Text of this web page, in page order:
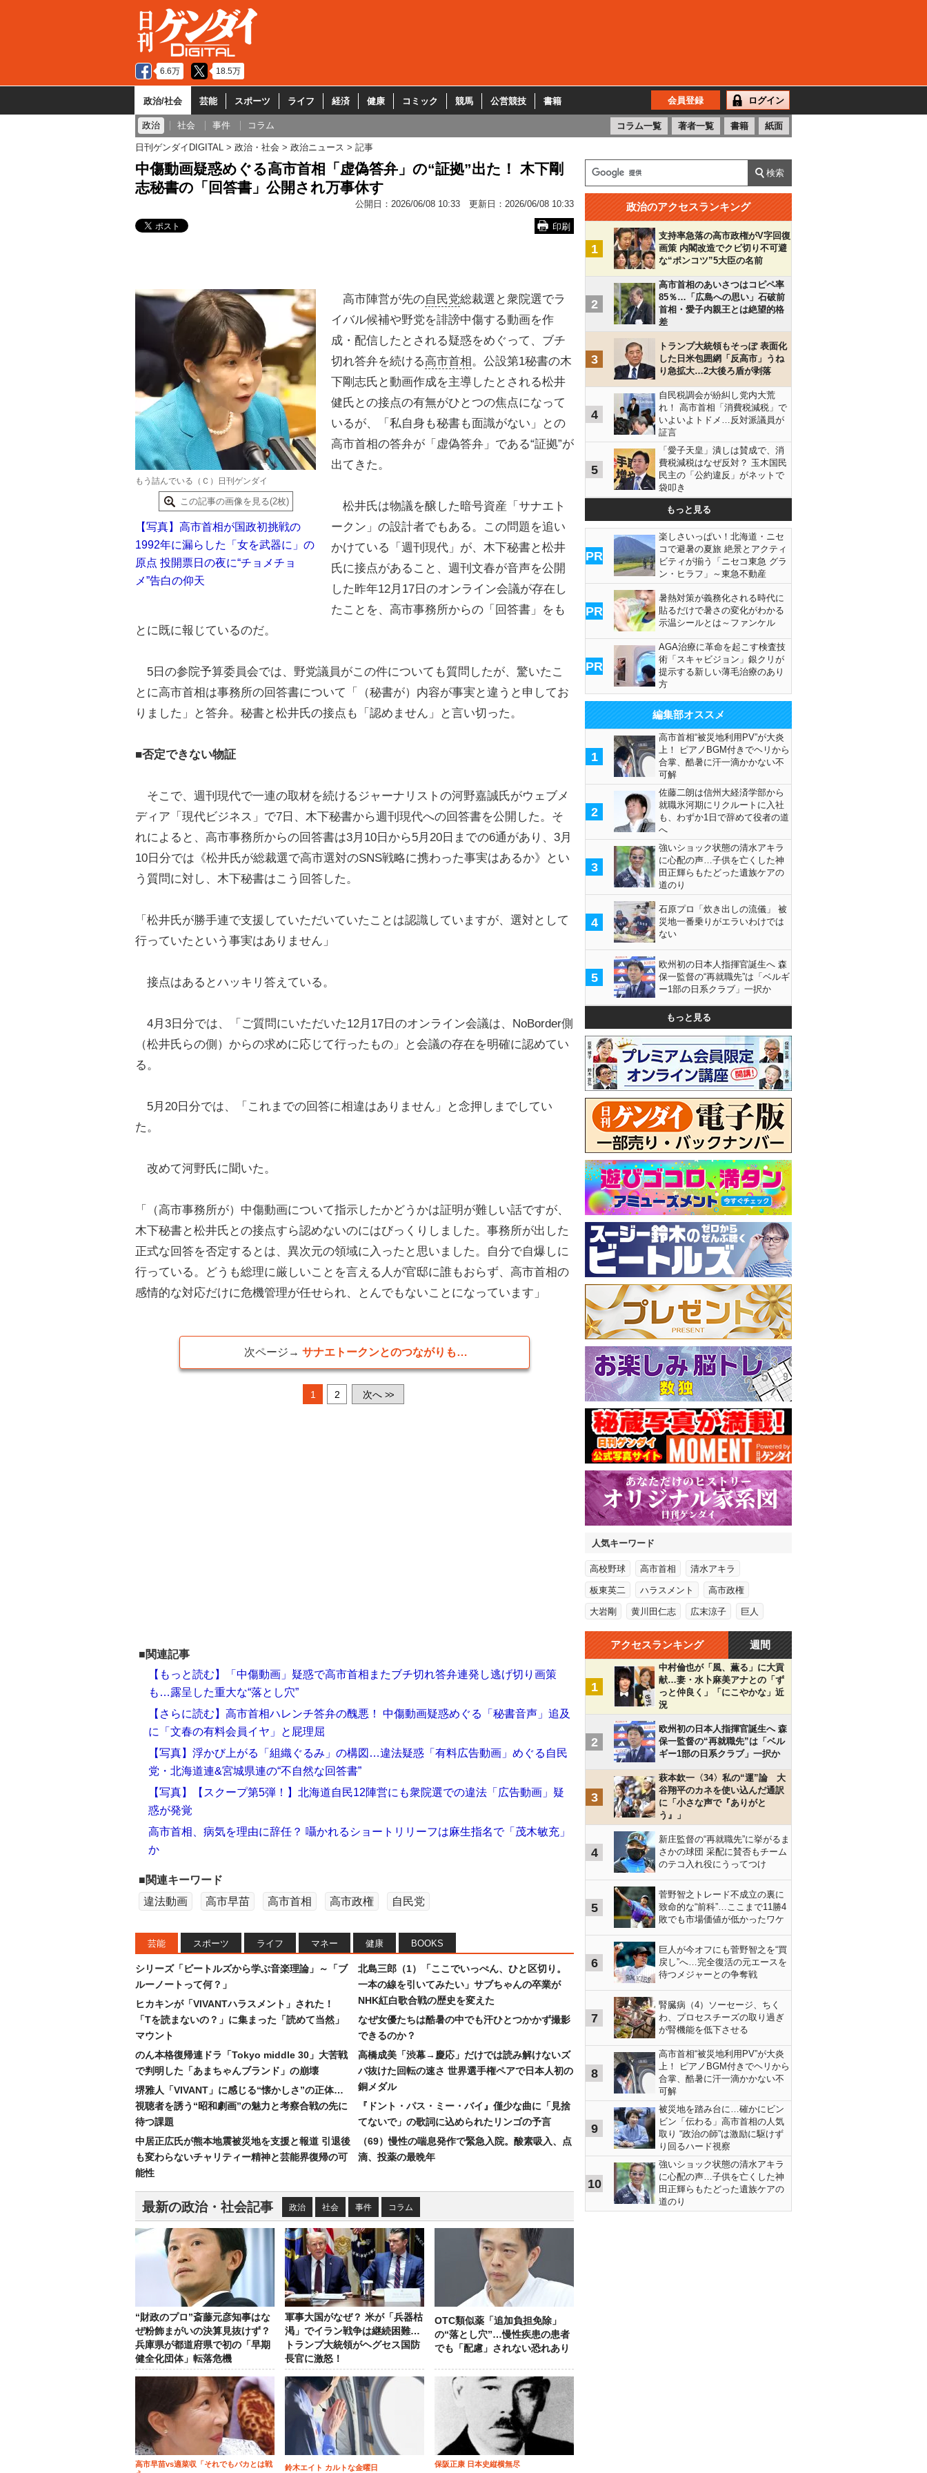
6.6万 18.5万
政治/社会 芸能 スポーツ ライフ 経済 健康 コミック 競馬 公営競技 書籍 会員登録 ログイン
政治 社会 事件 コラム コラム一覧 著者一覧 書籍 紙面
日刊ゲンダイDIGITAL 政治・社会 政治ニュース 記事
中傷動画疑惑めぐる高市首相「虚偽答弁」の“証拠”出た！ 木下剛
志秘書の「回答書」公開され万事休す
公開日： 2026/06/08 10:33 更新日： 2026/06/08 10:33
印刷
もう詰んでいる（Ｃ）日刊ゲンダイ
この記事の画像を見る(2枚)
【写真】高市首相が国政初挑戦の
1992年に漏らした「女を武器に」の
原点 投開票日の夜に“チョメチョ
メ”告白の仰天
高市陣営が先の自民党総裁選と衆院選でラ
イバル候補や野党を誹謗中傷する動画を作
成・配信したとされる疑惑をめぐって、ブチ
切れ答弁を続ける高市首相。公設第1秘書の木
下剛志氏と動画作成を主導したとされる松井
健氏との接点の有無がひとつの焦点になって
いるが、「私自身も秘書も面識がない」との
高市首相の答弁が「虚偽答弁」である“証拠”が
出てきた。
松井氏は物議を醸した暗号資産「サナエト
ークン」の設計者でもある。この問題を追い
かけている「週刊現代」が、木下秘書と松井
氏に接点があること、週刊文春が音声を公開
した昨年12月17日のオンライン会議が存在し
たことを、高市事務所からの「回答書」をも
とに既に報じているのだ。
5日の参院予算委員会では、野党議員がこの件についても質問したが、驚いたこ
とに高市首相は事務所の回答書について「（秘書が）内容が事実と違うと申してお
りました」と答弁。秘書と松井氏の接点も「認めません」と言い切った。
■否定できない物証
そこで、週刊現代で一連の取材を続けるジャーナリストの河野嘉誠氏がウェブメ
ディア「現代ビジネス」で7日、木下秘書から週刊現代への回答書を公開した。そ
れによると、高市事務所からの回答書は3月10日から5月20日までの6通があり、3月
10日分では《松井氏が総裁選で高市選対のSNS戦略に携わった事実はあるか》とい
う質問に対し、木下秘書はこう回答した。
「松井氏が勝手連で支援していただいていたことは認識していますが、選対として
行っていたという事実はありません」
接点はあるとハッキリ答えている。
4月3日分では、「ご質問にいただいた12月17日のオンライン会議は、NoBorder側
（松井氏らの側）からの求めに応じて行ったもの」と会議の存在を明確に認めてい
る。
5月20日分では、「これまでの回答に相違はありません」と念押しまでしてい
た。
改めて河野氏に聞いた。
「（高市事務所が）中傷動画について指示したかどうかは証明が難しい話ですが、
木下秘書と松井氏との接点すら認めないのにはびっくりしました。事務所が出した
正式な回答を否定するとは、異次元の領域に入ったと思いました。自分で自爆しに
行っている。どうも総理に厳しいことを言える人が官邸に誰もおらず、高市首相の
感情的な対応だけに危機管理が任せられ、とんでもないことになっています」
次ページ→サナエトークンとのつながりも…
1 2 次へ >>
■関連記事
【もっと読む】「中傷動画」疑惑で高市首相またブチ切れ答弁連発し逃げ切り画策
も…露呈した重大な“落とし穴”
【さらに読む】高市首相ハレンチ答弁の醜悪！ 中傷動画疑惑めぐる「秘書音声」追及
に「文春の有料会員イヤ」と屁理屈
【写真】浮かび上がる「組織ぐるみ」の構図…違法疑惑「有料広告動画」めぐる自民
党・北海道連&宮城県連の“不自然な回答書”
【写真】【スクープ第5弾！】北海道自民12陣営にも衆院選での違法「広告動画」疑
惑が発覚
高市首相、病気を理由に辞任？ 囁かれるショートリリーフは麻生指名で「茂木敏充」
か
■関連キーワード
違法動画
高市早苗 高市首相 高市政権 自民党
芸能 スポーツ ライフ マネー 健康 BOOKS
シリーズ「ビートルズから学ぶ音楽理論」～「ブ
ルーノートって何？」
ヒカキンが「VIVANTハラスメント」された！
「Tを読まないの？」に集まった「読めて当然」
マウント
のん本格復帰連ドラ「Tokyo middle 30」大苦戦
で判明した「あまちゃんブランド」の崩壊
堺雅人「VIVANT」に感じる“懐かしさ”の正体…
視聴者を誘う“昭和劇画”の魅力と考察合戦の先に
待つ課題
中居正広氏が熊本地震被災地を支援と報道 引退後
も変わらないチャリティー精神と芸能界復帰の可
能性
北島三郎（1）「ここでいっぺん、ひと区切り。
一本の線を引いてみたい」サブちゃんの卒業が
NHK紅白歌合戦の歴史を変えた
なぜ女優たちは酷暑の中でも汗ひとつかかず撮影
できるのか？
高橋成美「渋幕→慶応」だけでは読み解けないズ
バ抜けた回転の速さ 世界選手権ペアで日本人初の
銅メダル
『ドント・パス・ミー・バイ』僅少な曲に「見捨
てないで」の歌詞に込められたリンゴの予言
（69）慢性の喘息発作で緊急入院。酸素吸入、点
滴、投薬の最晩年
最新の政治・社会記事 政治 社会 事件 コラム
“財政のプロ”斎藤元彦知事はな
ぜ粉飾まがいの決算見抜けず？
兵庫県が都道府県で初の「早期
健全化団体」転落危機
軍事大国がなぜ？ 米が「兵器枯
渇」でイラン戦争は継続困難…
トランプ大統領がヘグセス国防
長官に激怒！
OTC類似薬「追加負担免除」
の“落とし穴”…慢性疾患の患者
でも「配慮」されない恐れあり
高市早苗vs適菜収「それでもバカとは戦
鈴木エイト カルトな金曜日 保阪正康 日本史縦横無尽
政治のアクセスランキング
1
支持率急落の高市政権がV字回復
画策 内閣改造でクビ切り不可避
な“ポンコツ”5大臣の名前
2
高市首相のあいさつはコピペ率
85％…「広島への思い」石破前
首相・愛子内親王とは絶望的格
差
3
トランプ大統領もそっぽ 表面化
した日米包囲網「反高市」うね
り急拡大…2大後ろ盾が剥落
4
自民税調会が紛糾し党内大荒
れ！ 高市首相「消費税減税」で
いよいよトドメ…反対派議員が
証言
5
「愛子天皇」潰しは賛成で、消
費税減税はなぜ反対？ 玉木国民
民主の「公約違反」がネットで
袋叩き
もっと見る
PR
楽しさいっぱい！北海道・ニセ
コで避暑の夏旅 絶景とアクティ
ビティが揃う「ニセコ東急 グラ
ン・ヒラフ」～東急不動産
PR
暑熱対策が義務化される時代に
貼るだけで暑さの変化がわかる
示温シールとは～ファンケル
PR
AGA治療に革命を起こす検査技
術「スキャビジョン」銀クリが
提示する新しい薄毛治療のあり
方
編集部オススメ
1
高市首相“被災地利用PV”が大炎
上！ ピアノBGM付きでヘリから
合掌、酷暑に汗一滴かかない不
可解
2
佐藤二朗は信州大経済学部から
就職氷河期にリクルートに入社
も、わずか1日で辞めて役者の道
へ
3
強いショック状態の清水アキラ
に心配の声…子供を亡くした神
田正輝らもたどった遺族ケアの
道のり
4
石原プロ「炊き出しの流儀」 被
災地一番乗りがエラいわけでは
ない
5
欧州初の日本人指揮官誕生へ 森
保一監督の“再就職先”は「ベルギ
ー1部の日系クラブ」一択か
もっと見る
人気キーワード
高校野球 高市首相 清水アキラ
板東英二 ハラスメント 高市政権
大岩剛 黄川田仁志 広末涼子 巨人
アクセスランキング 週間
1
中村倫也が「風、薫る」に大貢
献…妻・水卜麻美アナとの「ず
っと仲良く」「にこやかな」近
況
2
欧州初の日本人指揮官誕生へ 森
保一監督の“再就職先”は「ベル
ギー1部の日系クラブ」一択か
3
萩本欽一〈34〉私の“運”論 大
谷翔平のカネを使い込んだ通訳
に「小さな声で『ありがと
う』」
4
新庄監督の“再就職先”に挙がるま
さかの球団 采配に賛否もチーム
のテコ入れ役にうってつけ
5
菅野智之トレード不成立の裏に
致命的な“前科”…ここまで11勝4
敗でも市場価値が低かったワケ
6
巨人が今オフにも菅野智之を“買
戻し”へ…完全復活の元エースを
待つメジャーとの争奪戦
7
腎臓病（4）ソーセージ、ちく
わ、プロセスチーズの取り過ぎ
が腎機能を低下させる
8
高市首相“被災地利用PV”が大炎
上！ ピアノBGM付きでヘリから
合掌、酷暑に汗一滴かかない不
可解
9
被災地を踏み台に…確かにビン
ビン「伝わる」高市首相の人気
取り “政治の師”は激励に駆けず
り回るハード視察
10
強いショック状態の清水アキラ
に心配の声…子供を亡くした神
田正輝らもたどった遺族ケアの
道のり